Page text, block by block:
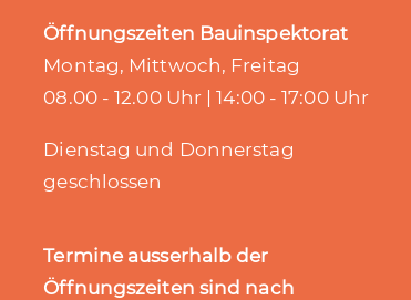
Öffnungszeiten Bauinspektorat
Montag, Mittwoch, Freitag
08.00 - 12.00 Uhr | 14:00 - 17:00 Uhr
Dienstag und Donnerstag
geschlossen
Termine ausserhalb der
Öffnungszeiten sind nach